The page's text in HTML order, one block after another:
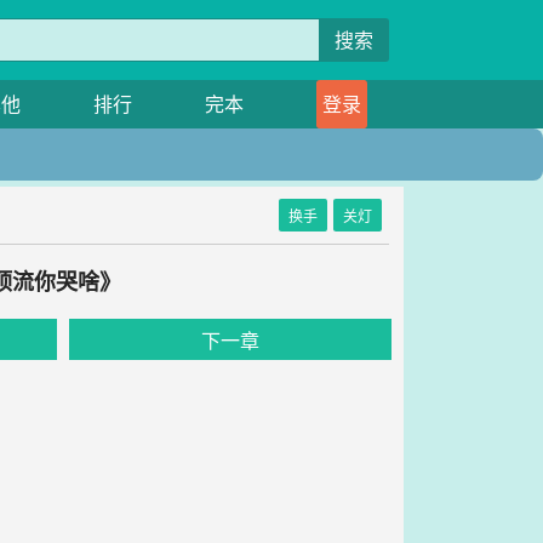
搜索
排行 完本 登录
换手 关灯
你哭啥》
下一章